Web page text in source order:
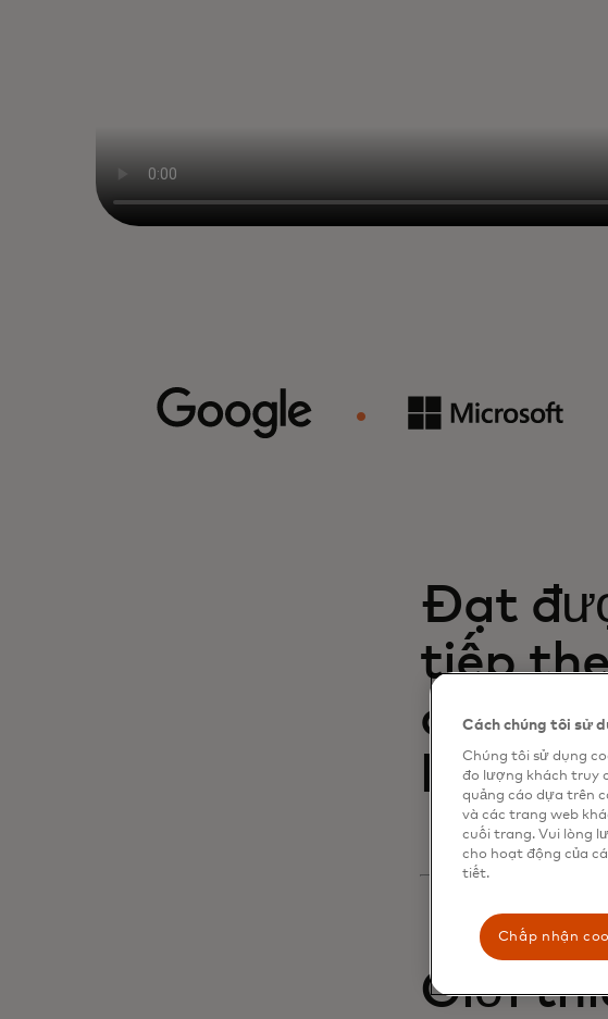
Đạt
tiếp
để
khách
Giới
Cách chúng tôi sử
Chúng tôi sử dụng
đo lượng khách truy
quảng cáo dựa trên
và các trang web
cuối trang. Vui lòng
cho hoạt động của
tiết.
Chấp nhận